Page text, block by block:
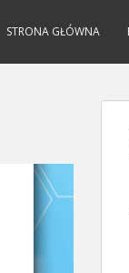
STRONA GŁÓWNA